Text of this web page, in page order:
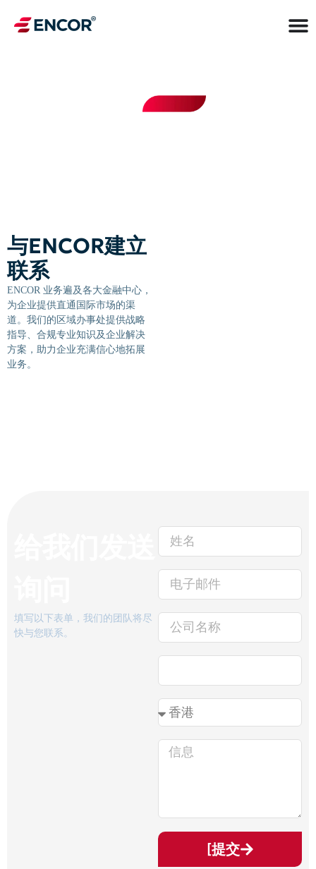
与ENCOR建立
联系
ENCOR 业务遍及各大金融中心，
为企业提供直通国际市场的渠
道。我们的区域办事处提供战略
指导、合规专业知识及企业解决
方案，助力企业充满信心地拓展
业务。
填写以下表单，我们的团队将尽
快与您联系。
[提交